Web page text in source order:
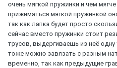
очень мягкой пружинки и чем
прижиматься мягкой пружинкой
так как лапка будет просто
сейчас вместо пружинки стоит
трусов, выдергиваешь из неё одну
тоже можно завязать с разным
временно, так как предыдущие